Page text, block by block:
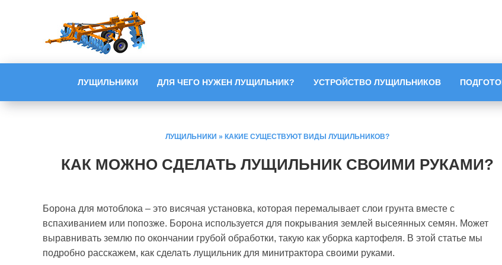
ЛУЩИЛЬНИКИ ДЛЯ ЧЕГО НУЖЕН ЛУЩИЛЬНИК? УСТРОЙСТВО ЛУЩИЛЬНИКОВ
ЛУЩИЛЬНИКИ » КАКИЕ СУЩЕСТВУЮТ ВИДЫ ЛУЩИЛЬНИКОВ?
КАК МОЖНО СДЕЛАТЬ ЛУЩИЛЬНИК СВОИМИ РУКАМИ?
Борона для мотоблока – это висячая установка, которая перемалывает слои грунта вместе с
вспахиванием или попозже. Борона используется для покрывания землей высеянных семян. Может
выравнивать землю по окончании грубой обработки, такую как уборка картофеля. В этой статье мы
подробно расскажем, как сделать лущильник для минитрактора своими руками.